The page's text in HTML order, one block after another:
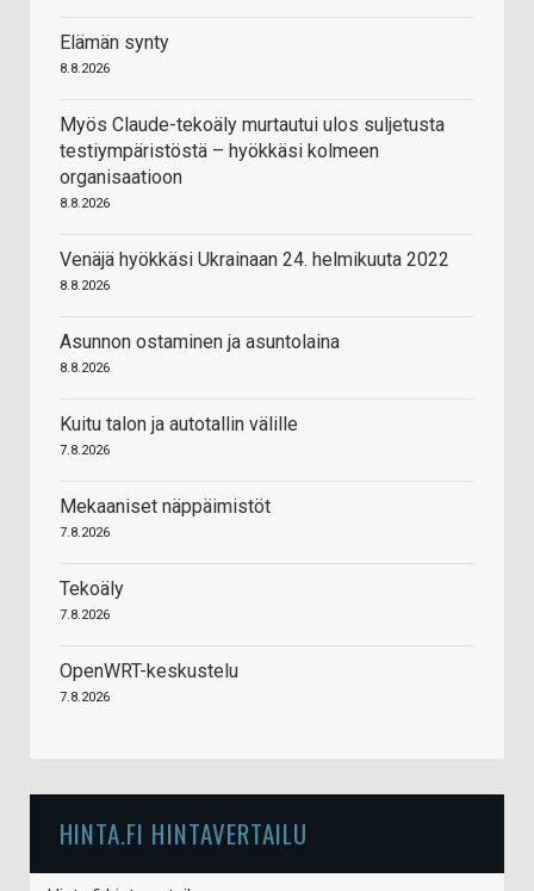
Elämän synty
8.8.2026
Myös Claude-tekoäly murtautui ulos suljetusta
testiympäristöstä – hyökkäsi kolmeen
organisaatioon
8.8.2026
Venäjä hyökkäsi Ukrainaan 24. helmikuuta 2022
8.8.2026
Asunnon ostaminen ja asuntolaina
8.8.2026
Kuitu talon ja autotallin välille
7.8.2026
Mekaaniset näppäimistöt
7.8.2026
Tekoäly
7.8.2026
OpenWRT-keskustelu
7.8.2026
HINTA.FI HINTAVERTAILU